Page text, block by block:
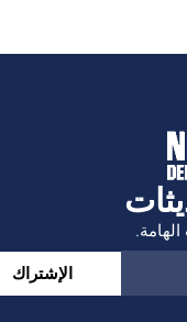
الإشتراك